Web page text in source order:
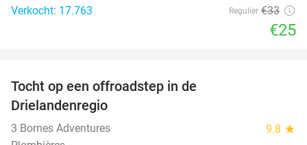
Verkocht: 17.763
Regulier €33
€25
Tocht op een offroadstep in de
Drielandenregio
3 Bornes Adventures 9.8 star